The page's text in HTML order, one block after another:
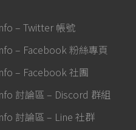
– Twitter 帳號
– Facebook 粉絲專頁
– Facebook 社團
討論區 – Discord 群組
討論區 – Line 社群